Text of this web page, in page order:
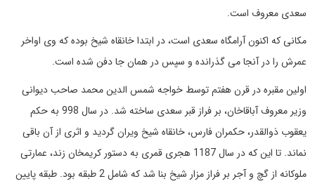
سعدی معروف است.
مکانی که اکنون آرامگاه سعدی است، در ابتدا خانقاه شیخ بوده که وی اواخر
عمرش را در آنجا می‌ گذرانده و سپس در همان‌ جا دفن شده‌ است.
اولین مقبره در قرن هفتم توسط خواجه شمس الدین محمد صاحب‌ دیوانی
وزیر معروف آباقاخان، بر فراز قبر سعدی ساخته شد. در سال 998 به حکم
یعقوب ذوالقدر، حکمران فارس، خانقاه شیخ ویران گردید و اثری از آن باقی
نماند. تا این که در سال 1187 هجری قمری به دستور کریمخان زند، عمارتی
ملوکانه از گچ و آجر بر فراز مزار شیخ بنا شد که شامل 2 طبقه بود. طبقه پایین